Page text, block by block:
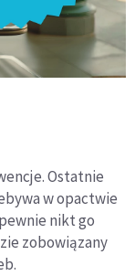
Ostatnie
w opactwie
nikt go
zobowiązany